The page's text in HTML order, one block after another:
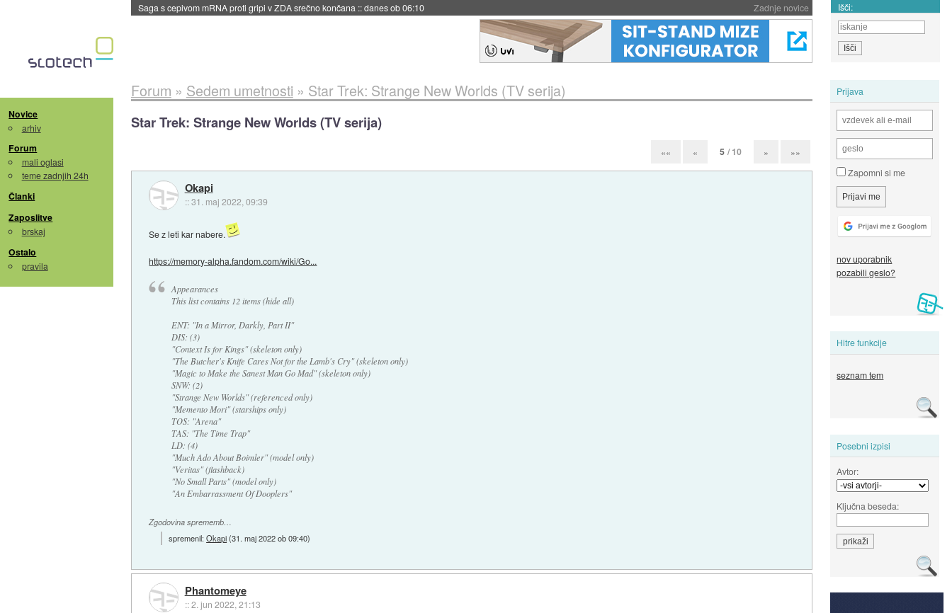
Zadnje novice
BMW v vozilih začel predvajati reklame::danes ob 06:09 Išči:
Novice
arhiv
Forum
mali oglasi
teme zadnjih 24h
Članki
Zaposlitve
brskaj
Ostalo
pravila
Prijava
Zapomni si me
nov uporabnik
pozabili geslo?
Hitre funkcije
seznam tem
Posebni izpisi
Avtor:
Ključna beseda:
Forum » Sedem umetnosti » Star Trek: Strange New Worlds (TV serija)
Star Trek: Strange New Worlds (TV serija)
«« « 5 / 10 » »»
Okapi
::31. maj 2022, 09:39
Se z leti kar nabere.
https://memory-alpha.fandom.com/wiki/Go...
Appearances
This list contains 12 items (hide all)
ENT: "In a Mirror, Darkly, Part II"
DIS: (3)
"Context Is for Kings" (skeleton only)
"The Butcher's Knife Cares Not for the Lamb's Cry" (skeleton only)
"Magic to Make the Sanest Man Go Mad" (skeleton only)
SNW: (2)
"Strange New Worlds" (referenced only)
"Memento Mori" (starships only)
TOS: "Arena"
TAS: "The Time Trap"
LD: (4)
"Much Ado About Boimler" (model only)
"Veritas" (flashback)
"No Small Parts" (model only)
"An Embarrassment Of Dooplers"
Zgodovina sprememb…
spremenil:Okapi(31. maj 2022 ob 09:40)
Phantomeye
::2. jun 2022, 21:13